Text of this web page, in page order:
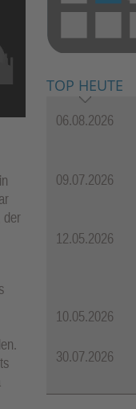
der
TOP HEUTE
06.08.2026
09.07.2026
12.05.2026
10.05.2026
30.07.2026